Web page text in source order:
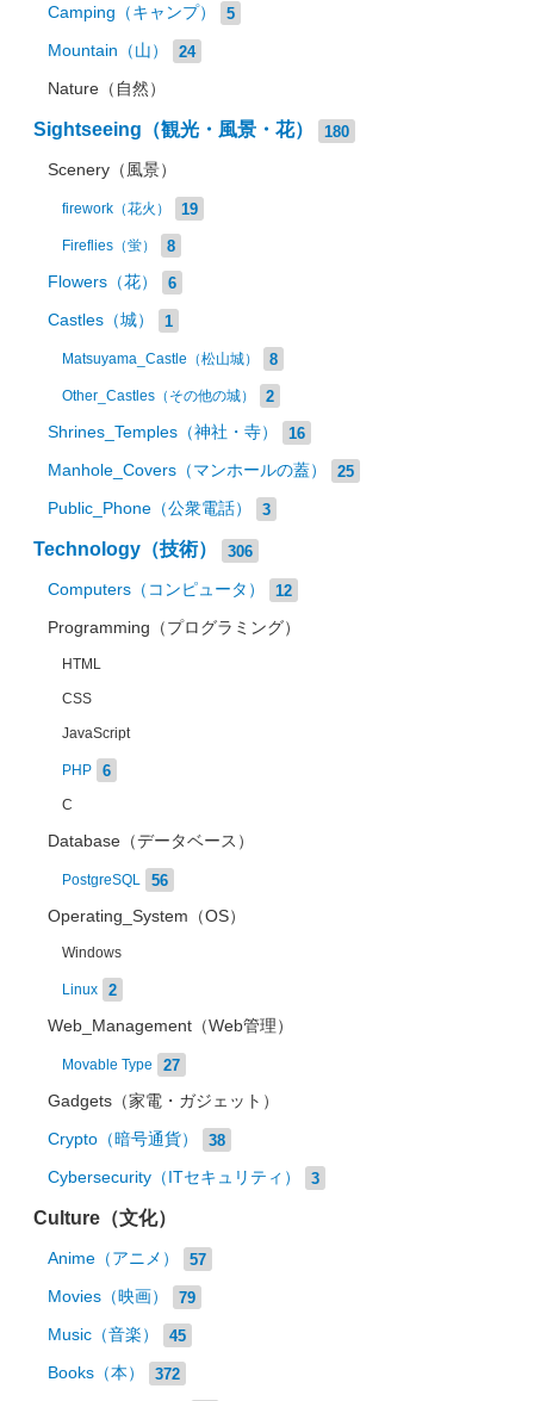
Camping（キャンプ） 5
Mountain（山） 24
Nature（自然）
Sightseeing（観光・風景・花） 180
Scenery（風景）
firework（花火） 19
Fireflies（蛍） 8
Flowers（花） 6
Castles（城） 1
Matsuyama_Castle（松山城） 8
Other_Castles（その他の城） 2
Shrines_Temples（神社・寺） 16
Manhole_Covers（マンホールの蓋） 25
Public_Phone（公衆電話） 3
Technology（技術） 306
Computers（コンピュータ） 12
Programming（プログラミング）
HTML
CSS
JavaScript
PHP 6
C
Database（データベース）
PostgreSQL 56
Operating_System（OS）
Windows
Linux 2
Web_Management（Web管理）
Movable Type 27
Gadgets（家電・ガジェット）
Crypto（暗号通貨） 38
Cybersecurity（ITセキュリティ） 3
Culture（文化）
Anime（アニメ） 57
Movies（映画） 79
Music（音楽） 45
Books（本） 372